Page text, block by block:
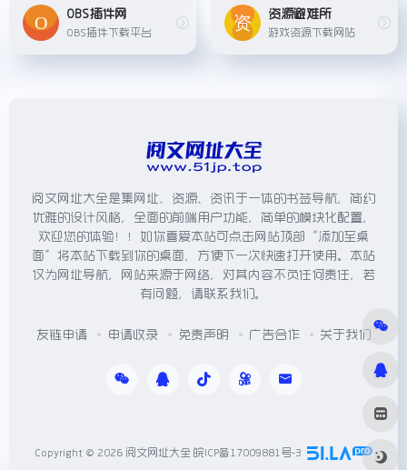
OBS插件网
OBS插件下载平台
资源避难所
游戏资源下载网站
阅文网址大全是集网址、资源、资讯于一体的书签导航，简约
优雅的设计风格，全面的前端用户功能，简单的模块化配置，
欢迎您的体验！！如你喜爱本站可点击网站顶部“添加至桌
面”将本站下载到你的桌面，方便下一次快速打开使用。本站
仅为网址导航，网站来源于网络，对其内容不负任何责任，若
有问题，请联系我们。
友链申请 申请收录 免责声明 广告合作 关于我们
Copyright © 2026 阅文网址大全 皖ICP备17009881号-3